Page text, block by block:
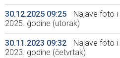
30.12.2025 09:25
Najave foto i
2025. godine (utorak)
30.11.2023 09:32
Najave foto i
2023. godine (četvrtak)